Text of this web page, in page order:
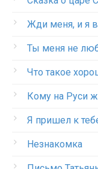
Жди меня, и я
Ты меня не
Что такое
Кому на Руси
Я пришел к
Незнакомка